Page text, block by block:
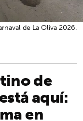
de
aquí:
en
de La Oliva 2026.